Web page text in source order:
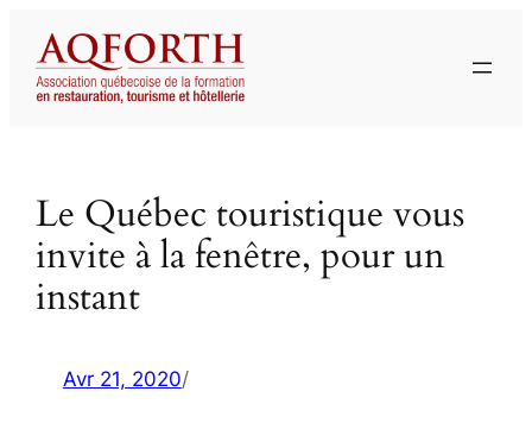
contenu
Le Québec touristique vous
invite à la fenêtre, pour un
instant
Avr 21, 2020/